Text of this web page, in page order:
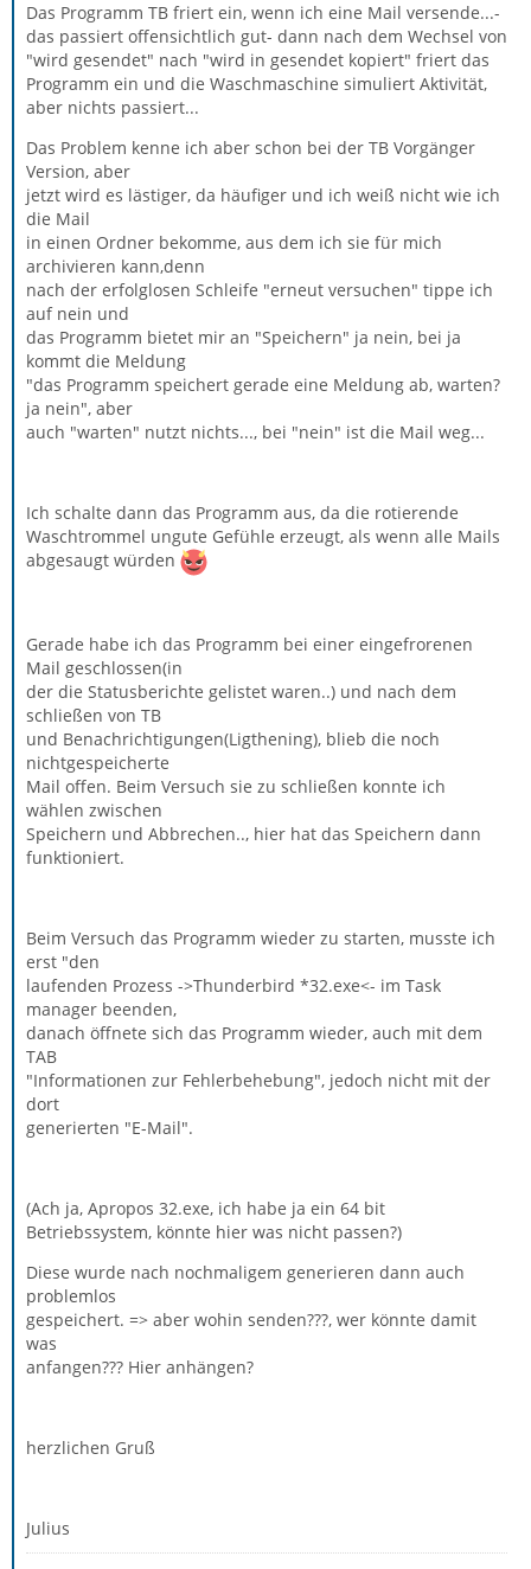
Das Programm TB friert ein, wenn ich eine Mail versende...-
das passiert offensichtlich gut- dann nach dem Wechsel von
"wird gesendet" nach "wird in gesendet kopiert" friert das
Programm ein und die Waschmaschine simuliert Aktivität,
aber nichts passiert...
Das Problem kenne ich aber schon bei der TB Vorgänger
Version, aber
jetzt wird es lästiger, da häufiger und ich weiß nicht wie ich
die Mail
in einen Ordner bekomme, aus dem ich sie für mich
archivieren kann,denn
nach der erfolglosen Schleife "erneut versuchen" tippe ich
auf nein und
das Programm bietet mir an "Speichern" ja nein, bei ja
kommt die Meldung
"das Programm speichert gerade eine Meldung ab, warten?
ja nein", aber
auch "warten" nutzt nichts..., bei "nein" ist die Mail weg...
Ich schalte dann das Programm aus, da die rotierende
Waschtrommel ungute Gefühle erzeugt, als wenn alle Mails
abgesaugt würden
Gerade habe ich das Programm bei einer eingefrorenen
Mail geschlossen(in
der die Statusberichte gelistet waren..) und nach dem
schließen von TB
und Benachrichtigungen(Ligthening), blieb die noch
nichtgespeicherte
Mail offen. Beim Versuch sie zu schließen konnte ich
wählen zwischen
Speichern und Abbrechen.., hier hat das Speichern dann
funktioniert.
Beim Versuch das Programm wieder zu starten, musste ich
erst "den
laufenden Prozess ->Thunderbird *32.exe<- im Task
manager beenden,
danach öffnete sich das Programm wieder, auch mit dem
TAB
"Informationen zur Fehlerbehebung", jedoch nicht mit der
dort
generierten "E-Mail".
(Ach ja, Apropos 32.exe, ich habe ja ein 64 bit
Betriebssystem, könnte hier was nicht passen?)
Diese wurde nach nochmaligem generieren dann auch
problemlos
gespeichert. => aber wohin senden???, wer könnte damit
was
anfangen??? Hier anhängen?
herzlichen Gruß
Julius